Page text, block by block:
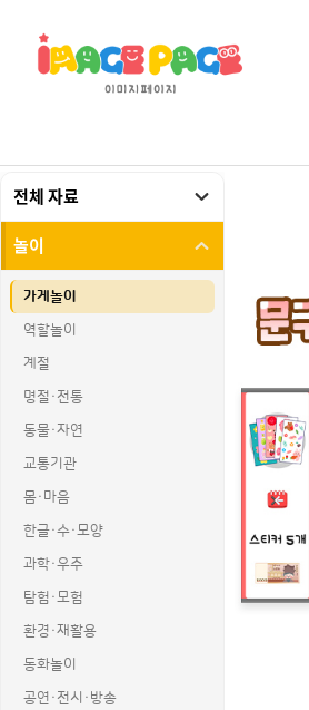
전체 자료
놀이
가게놀이
역할놀이
계절
명절·전통
동물·자연
교통기관
몸·마음
한글·수·모양
과학·우주
탐험·모험
환경·재활용
동화놀이
공연·전시·방송